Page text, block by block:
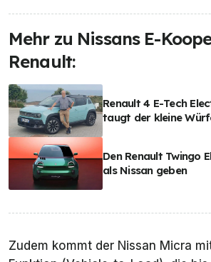
Mehr zu Nissans E-
Renault:
Renault 4 E-Tech
taugt der kleine
Den Renault Twingo
als Nissan geben
Zudem kommt der Nissan Micra